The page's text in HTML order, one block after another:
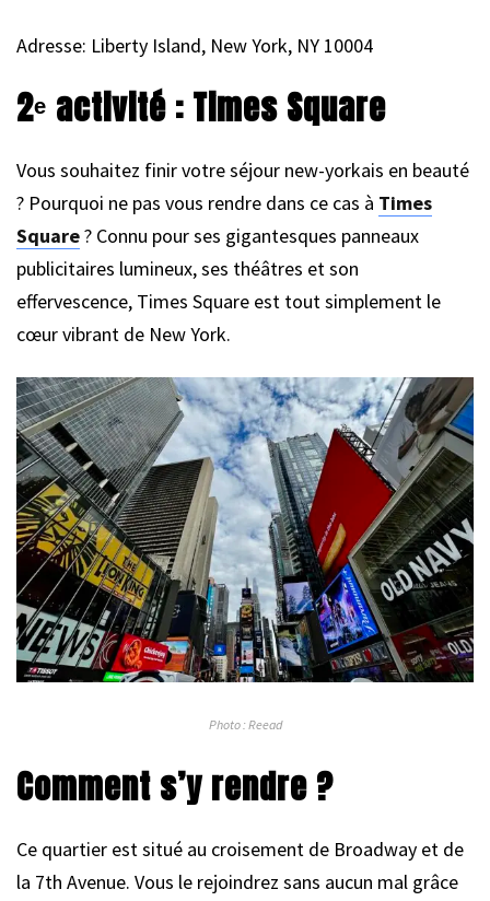
Adresse: Liberty Island, New York, NY 10004
2ᵉ activité : Times Square
Vous souhaitez finir votre séjour new-yorkais en beauté
? Pourquoi ne pas vous rendre dans ce cas à Times
Square? Connu pour ses gigantesques panneaux
publicitaires lumineux, ses théâtres et son
effervescence, Times Square est tout simplement le
cœur vibrant de New York.
Photo : Reead
Comment s’y rendre ?
Ce quartier est situé au croisement de Broadway et de
la 7th Avenue. Vous le rejoindrez sans aucun mal grâce